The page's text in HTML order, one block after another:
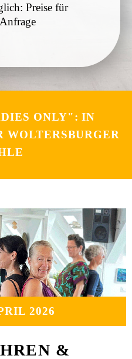
Preise für
ONLY": IN
WOLTERSBURGER
2026
&